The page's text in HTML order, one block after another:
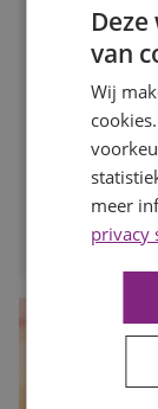
AuteurMayra
Na de
beweging.
te kijken en
voor de
vroeg starten
van
Wij
meer
privacy